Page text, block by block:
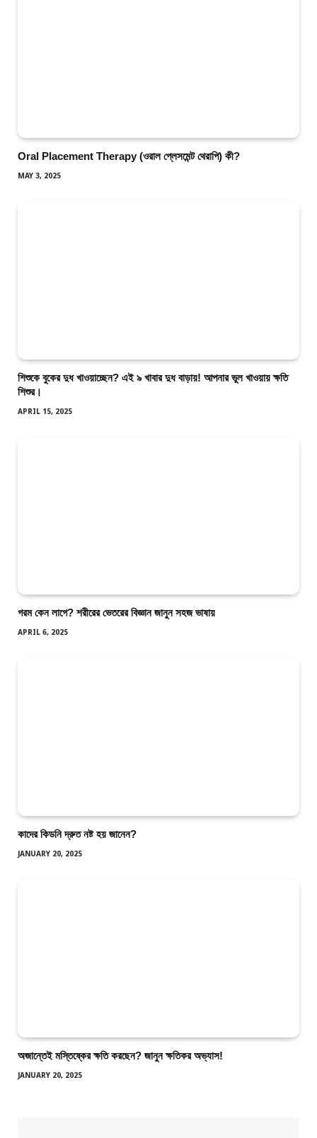
Oral Placement Therapy (ওরাল প্লেসমেন্ট থেরাপি) কী?
MAY 3, 2025
শিশুকে বুকের দুধ খাওয়াচ্ছেন? এই ৯ খাবার দুধ বাড়ায়! আপনার ভুল খাওয়ায় ক্ষতি
শিশুর।
APRIL 15, 2025
গরম কেন লাগে? শরীরের ভেতরের বিজ্ঞান জানুন সহজ ভাষায়
APRIL 6, 2025
কাদের কিডনি দ্রুত নষ্ট হয় জানেন?
JANUARY 20, 2025
অজান্তেই মস্তিষ্কের ক্ষতি করছেন? জানুন ক্ষতিকর অভ্যাস!
JANUARY 20, 2025